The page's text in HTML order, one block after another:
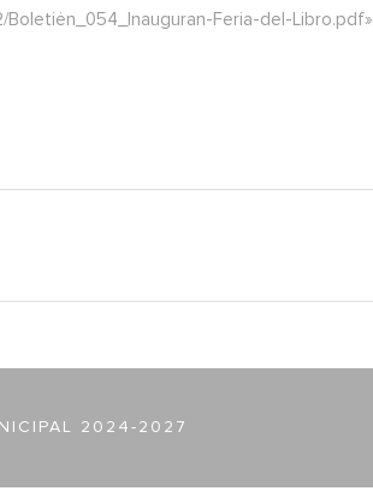
Feria-del-Libro.pdf»
2024-2027